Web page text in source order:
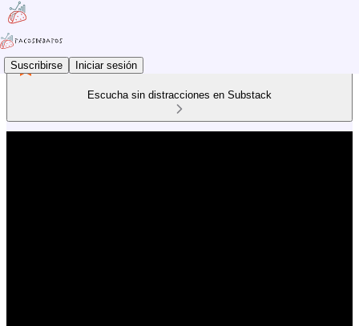
Suscribirse Iniciar sesión
Escucha sin distracciones en Substack